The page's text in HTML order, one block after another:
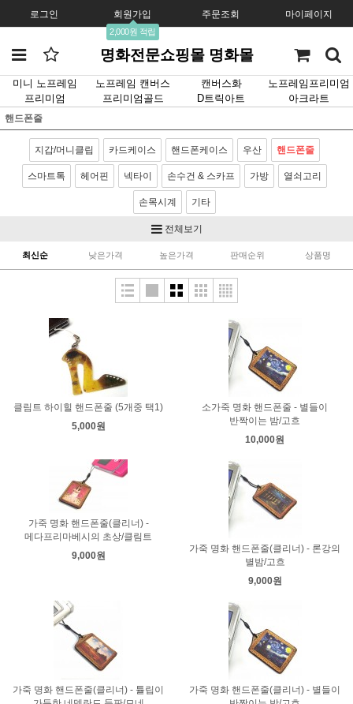
로그인 회원가입
2,000원 적립
주문조회 마이페이지
명화전문쇼핑몰 명화몰
미니 노프레임 노프레임 캔버스 캔버스화
노프레임프리미엄
프리미엄
프리미엄골드 D트릭아트 아크라트
핸드폰줄
지갑/머니클립 카드케이스 핸드폰케이스 우산 핸드폰줄
스마트톡 헤어핀 넥타이 손수건 & 스카프 가방 열쇠고리
손목시계 기타
전체보기
최신순 낮은가격 높은가격 판매순위 상품명
클림트 하이힐 핸드폰줄 (5개중 택1)
5,000원
소가죽 명화 핸드폰줄 - 별들이
반짝이는 밤/고흐
10,000원
가죽 명화 핸드폰줄(클리너) -
메다프리마베시의 초상/클림트
9,000원
가죽 명화 핸드폰줄(클리너) - 론강의
별밤/고흐
9,000원
가죽 명화 핸드폰줄(클리너) - 튤립이
가죽 명화 핸드폰줄(클리너) - 별들이